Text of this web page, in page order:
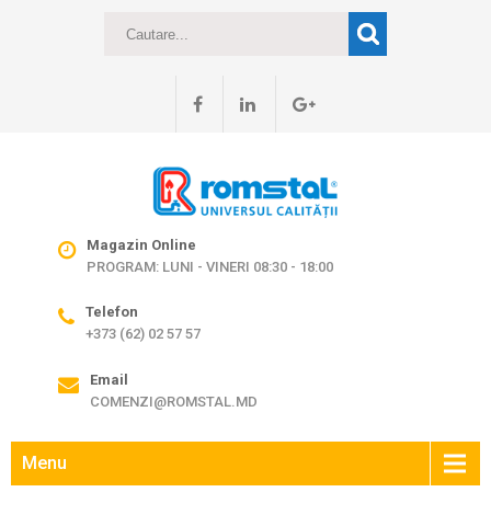
Magazin Online
PROGRAM: LUNI - VINERI 08:30 - 18:00
Telefon
+373 (62) 02 57 57
Email
COMENZI@ROMSTAL.MD
Menu